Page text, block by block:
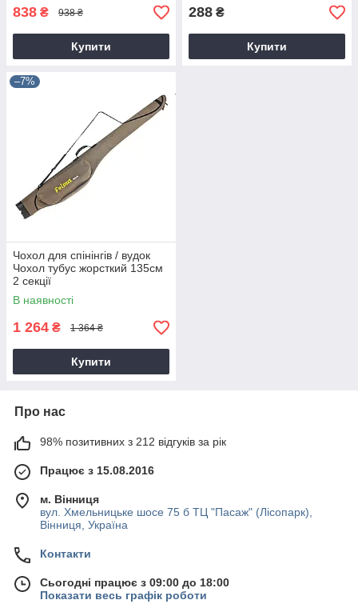
838 ₴ 938 ₴
Купити
288 ₴
Купити
–7%
Чохол для спінінгів / вудок
Чохол тубус жорсткий 135см
2 секції
В наявності
1 264 ₴ 1 364 ₴
Купити
Про нас
98% позитивних з 212 відгуків за рік
Працює з 15.08.2016
м. Вінниця
вул. Хмельницьке шосе 75 б ТЦ "Пасаж" (Лісопарк),
Вінниця, Україна
Контакти
Сьогодні працює з 09:00 до 18:00
Показати весь графік роботи